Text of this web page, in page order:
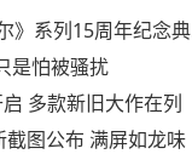
列15周年纪念典藏套装
是怕被骚扰
多款新旧大作在列
图公布 满屏如龙味